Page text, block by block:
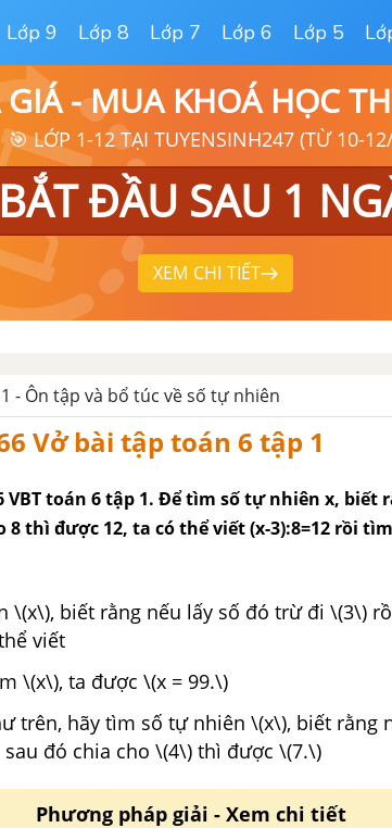
Lớp 9 Lớp 8 Lớp 7 Lớp 6 Lớp 5
- MUA KHOÁ HỌC
🎯 LỚP 1-12 TẠI TUYENSINH247 (TỪ 10-
BẮT ĐẦU SAU 1
XEM CHI TIẾT
- Ôn tập và bổ túc về số tự nhiên
Vở bài tập toán 6 tập 1
VBT toán 6 tập 1. Để tìm số tự nhiên x, biết
thì được 12, ta có thể viết (x-3):8=12 rồi
\(x\), biết rằng nếu lấy số đó trừ đi \(3\)
viết
\(x\), ta được \(x = 99.\)
trên, hãy tìm số tự nhiên \(x\), biết rằng
đó chia cho \(4\) thì được \(7.\)
Phương pháp giải - Xem chi tiết